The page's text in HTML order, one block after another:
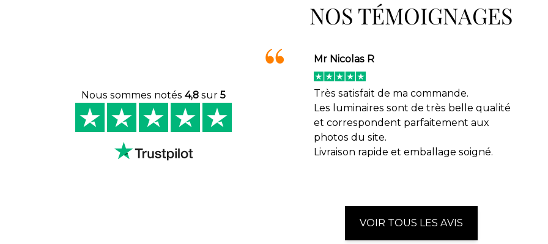
NOS TÉMOIGNAGES
Nous sommes notés 4,8sur 5
Mr Nicolas R
Très satisfait de ma commande.
Les luminaires sont de très belle qualité
et correspondent parfaitement aux
photos du site.
Livraison rapide et emballage soigné.
VOIR TOUS LES AVIS